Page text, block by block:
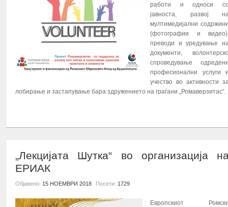
работи и односи
јавноста, развој
мултимедијални
(фотографии и
преводи и уредување
документи,
спроведување
професионални услуги
учество во активности
лобирање и застапување бара здружението на граѓани „Ромаверзитас“.
„Лекцијата Шутка“ во организација
EРИАК
Објавено: 15 НОЕМВРИ 2018 Посети: 1729
Европскиот